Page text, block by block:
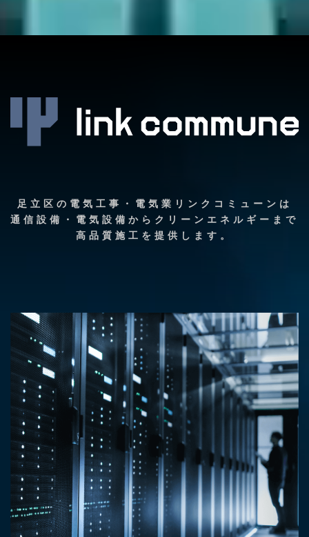
足立区の電気工事・電気業リンクコミューンは
通信設備・電気設備からクリーンエネルギーまで
高品質施工を提供します。